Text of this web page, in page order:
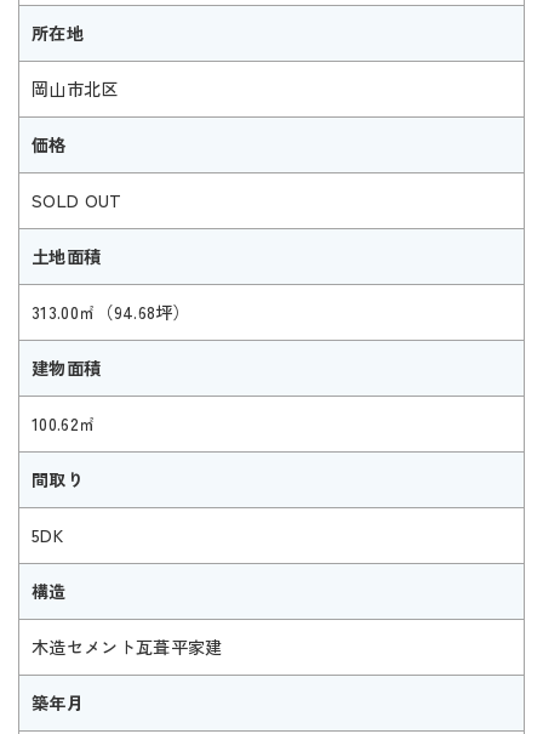
所在地
岡山市北区
価格
SOLD OUT
土地面積
313.00㎡（94.68坪）
建物面積
100.62㎡
間取り
5DK
構造
木造セメント瓦葺平家建
築年月